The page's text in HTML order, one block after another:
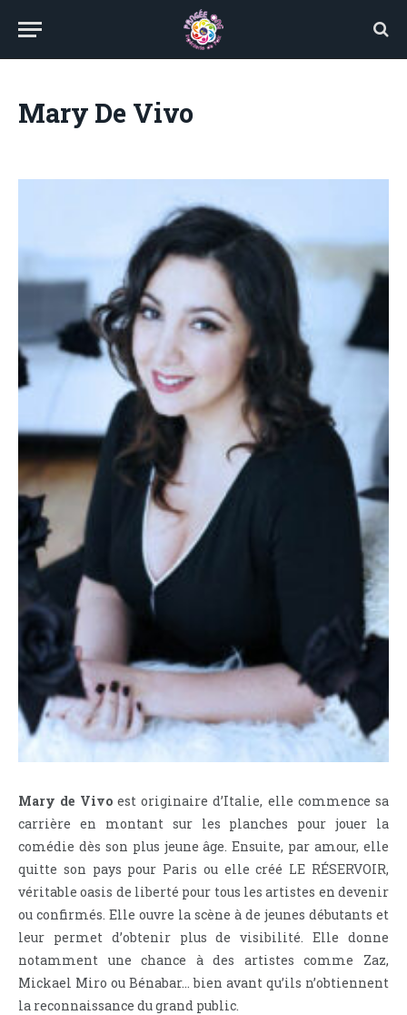
Mary De Vivo
Mary de Vivoest originaire d’Italie, elle commence sa
carrière en montant sur les planches pour jouer la
comédie dès son plus jeune âge. Ensuite, par amour, elle
quitte son pays pour Paris ou elle créé LE RÉSERVOIR,
véritable oasis de liberté pour tous les artistes en devenir
ou confirmés. Elle ouvre la scène à de jeunes débutants et
leur permet d’obtenir plus de visibilité. Elle donne
notamment une chance à des artistes comme Zaz,
Mickael Miro ou Bénabar… bien avant qu’ils n’obtiennent
la reconnaissance du grand public.